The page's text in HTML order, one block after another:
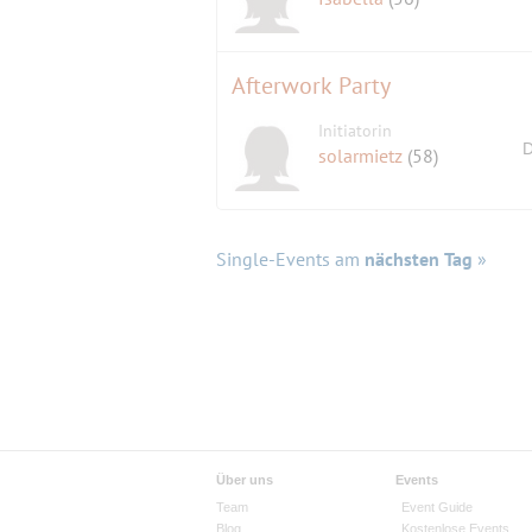
Afterwork Party
Initiatorin
solarmietz (58)
Single-Events am nächsten Tag »
Über uns
Team
Blog
Events
Event Guide
Kostenlose Events